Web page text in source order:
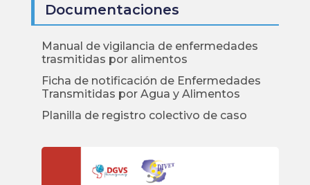
Documentaciones
Manual de vigilancia de enfermedades
trasmitidas por alimentos
Ficha de notificación de Enfermedades
Transmitidas por Agua y Alimentos
Planilla de registro colectivo de caso